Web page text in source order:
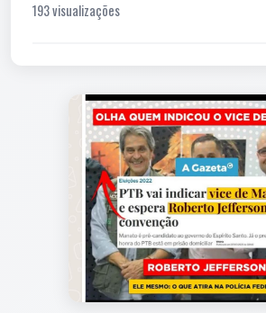
193 visualizações